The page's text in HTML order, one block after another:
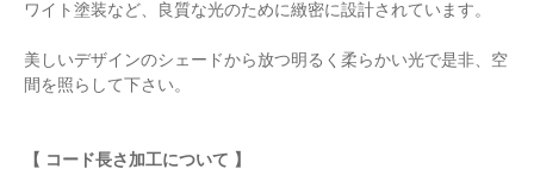
ワイト塗装など、良質な光のために緻密に設計されています。
美しいデザインのシェードから放つ明るく柔らかい光で是非、空
間を照らして下さい。
【 コード長さ加工について 】